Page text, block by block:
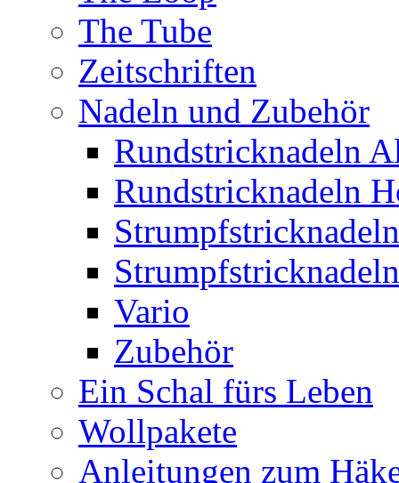
The Tube
Zeitschriften
Nadeln und Zubehör
Rundstricknadeln
Rundstricknadeln
Vario
Zubehör
Ein Schal fürs Leben
Wollpakete
Anleitungen zum